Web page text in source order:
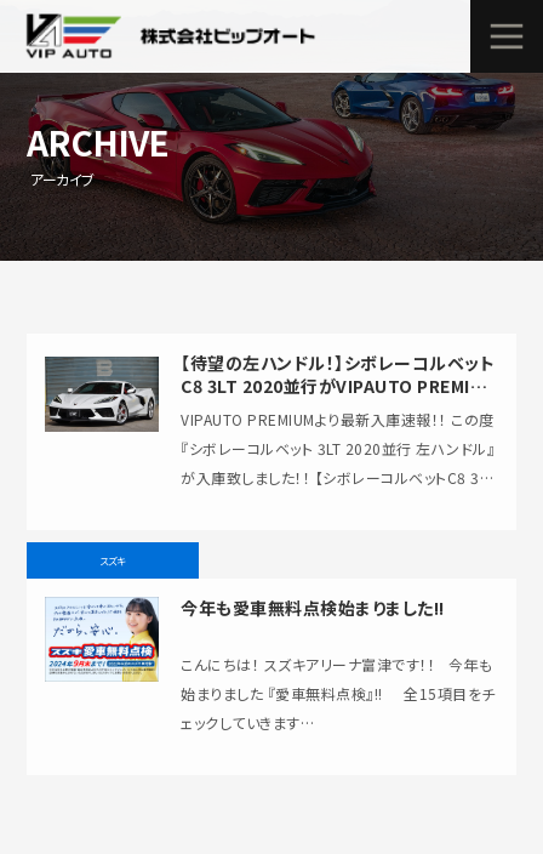
ARCHIVE
アーカイブ
【待望の左ハンドル！】シボレーコルベット
C8 3LT 2020並行がVIPAUTO PREMIUM
に入庫致しました！！
VIPAUTO PREMIUMより最新入庫速報！！ この度
『シボレーコルベット 3LT 2020並行 左ハンドル』
が入庫致しました！！ 【シボレーコルベットC8 3LT
スズキ
今年も愛車無料点検始まりました!!
こんにちは！ スズキアリーナ富津です！！ 今年も
始まりました 『愛車無料点検』!! 全15項目をチ
ェックしていきます…